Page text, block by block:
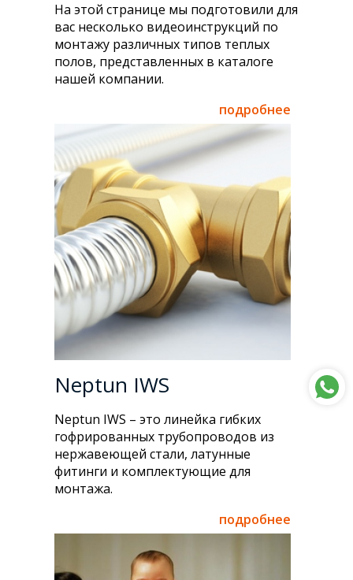
На этой странице мы подготовили для
вас несколько видеоинструкций по
монтажу различных типов теплых
полов, представленных в каталоге
нашей компании.
подробнее
Neptun IWS
Neptun IWS – это линейка гибких
гофрированных трубопроводов из
нержавеющей стали, латунные
фитинги и комплектующие для
монтажа.
подробнее